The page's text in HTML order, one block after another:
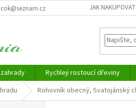
JAK NAKUPOVAT
Rychleji rostoucí dřeviny
Rohovník obecný, Svatojánský